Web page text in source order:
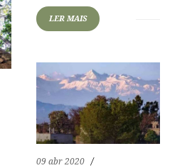
LER MAIS
09 abr 2020